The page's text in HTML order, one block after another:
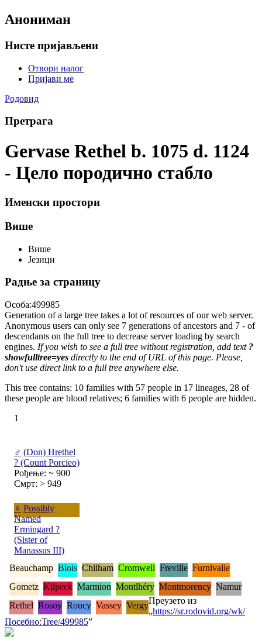
Анониман
Нисте пријављени
Отвори налог
Пријави ме
Родовид
Претрага
Gervase Rethel b. 1075 d. 1124
- Цело породично стабло
Именски простори
Више
Више
Језици
Радње за страницу
Особа:499985
Generation of a large tree takes a lot of resources of our web server.
Anonymous users can only see 7 generations of ancestors and 7 - of
descendants on the full tree to decrease server loading by search
engines. If you wish to see a full tree without registration, add text ?
showfulltree=yes directly to the end of URL of this page. Please,
don't use direct link to a full tree anywhere else.
This tree contains: 10 families with 57 people in 17 lineages, 28 of
these people are blood relatives; 6 families with 6 people are hidden.
1
♂ (Don) Hrethel
? (Count Porcieo)
Рођење: ~ 900
Смрт: > 949
♀ Possibly
Named
Ermingard ?
(Sister of
Manassus III)
Beauchamp Blois Chilham Cromwell Freville Furnivalle
Gometz Kilpeck Marmion Montlhéry Montmorency Namur
Rethel Rosoy Roucy Vassey VergyПреузето из
„https://sr.rodovid.org/wk/
Посебно:Tree/499985”